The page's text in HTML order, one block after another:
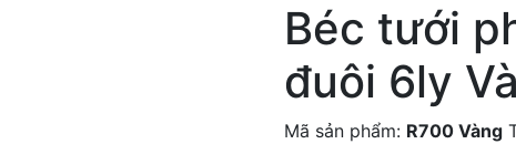
Béc tưới
đuôi 6ly
Mã sản phẩm: R700 Vàng